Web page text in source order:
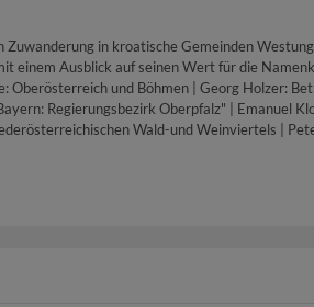
in kroatische Gemeinden
einem Ausblick auf seinen Wert für die
Oberösterreich und Böhmen | Georg Holzer:
Regierungsbezirk Oberpfalz" | Emanuel
Wald-und Weinviertels |